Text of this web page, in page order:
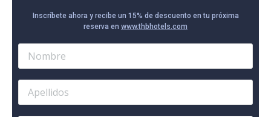
Inscríbete ahora y recibe un 15% de descuento en tu próxima
reserva en www.thbhotels.com